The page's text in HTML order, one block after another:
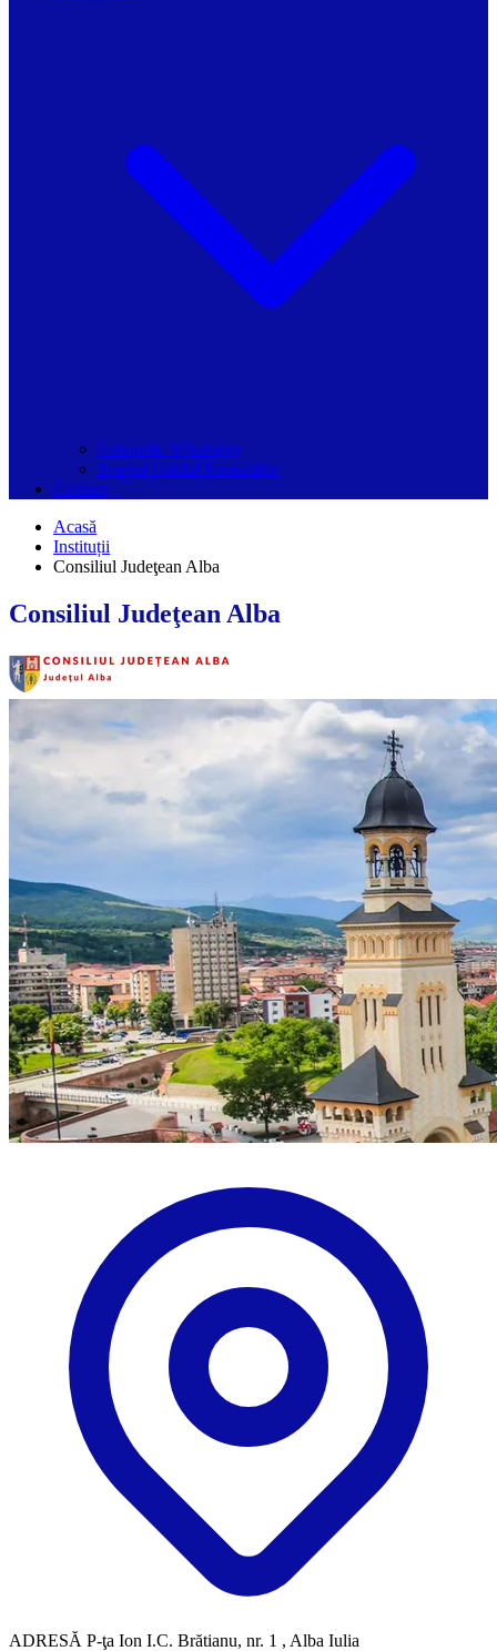
Grupurile Whatsapp
Spațiul Ghidul Primăriilor
Contact
Acasă
Instituții
Consiliul Judeţean Alba
Consiliul Judeţean Alba
ADRESĂ P-ţa Ion I.C. Brătianu, nr. 1 , Alba Iulia